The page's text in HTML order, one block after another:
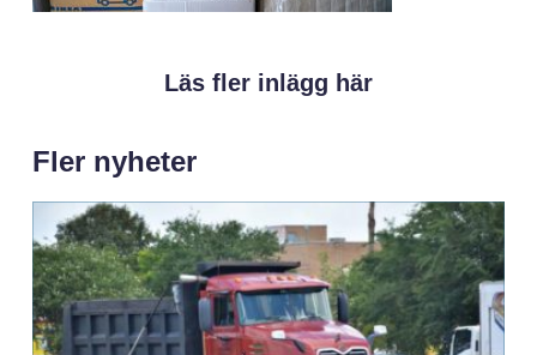
Läs fler inlägg här
Fler nyheter